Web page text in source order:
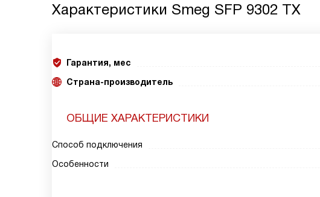
Характеристики Smeg SFP 9302 TX
Гарантия, мес
Страна-производитель
ОБЩИЕ ХАРАКТЕРИСТИКИ
Способ подключения
Особенности